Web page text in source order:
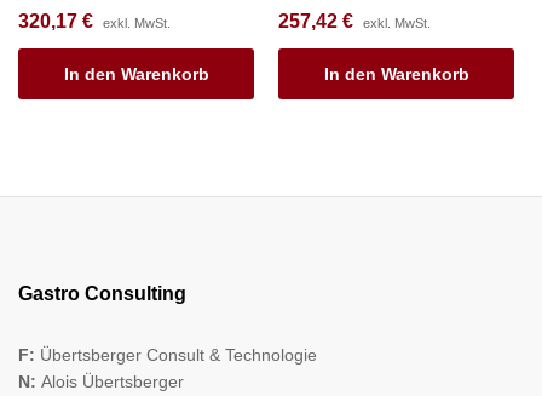
320,17 € exkl. MwSt.
In den Warenkorb
257,42 € exkl. MwSt.
In den Warenkorb
Gastro Consulting
F: Übertsberger Consult & Technologie
N: Alois Übertsberger